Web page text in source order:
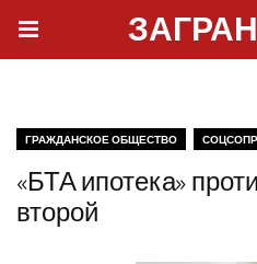
ГРАЖДАНСКОЕ ОБЩЕСТВО СОЦСОПР
«БТА ипотека»
второй